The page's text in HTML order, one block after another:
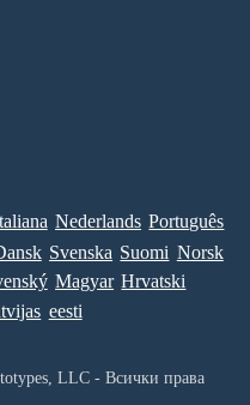
Nederlands Português
Svenska Suomi Norsk
Magyar Hrvatski
eesti
LLC - Всички права